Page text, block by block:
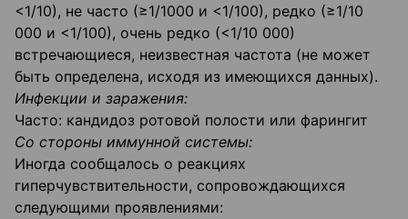
<1/10), не часто (≥1/1000 и <1/100), редко (≥1/10
000 и <1/100), очень редко (<1/10 000)
встречающиеся, неизвестная частота (не может
быть определена, исходя из имеющихся данных).
Инфекции и заражения:
Часто: кандидоз ротовой полости или фарингит
Со стороны иммунной системы:
Иногда сообщалось о реакциях
гиперчувствительности, сопровождающихся
следующими проявлениями: